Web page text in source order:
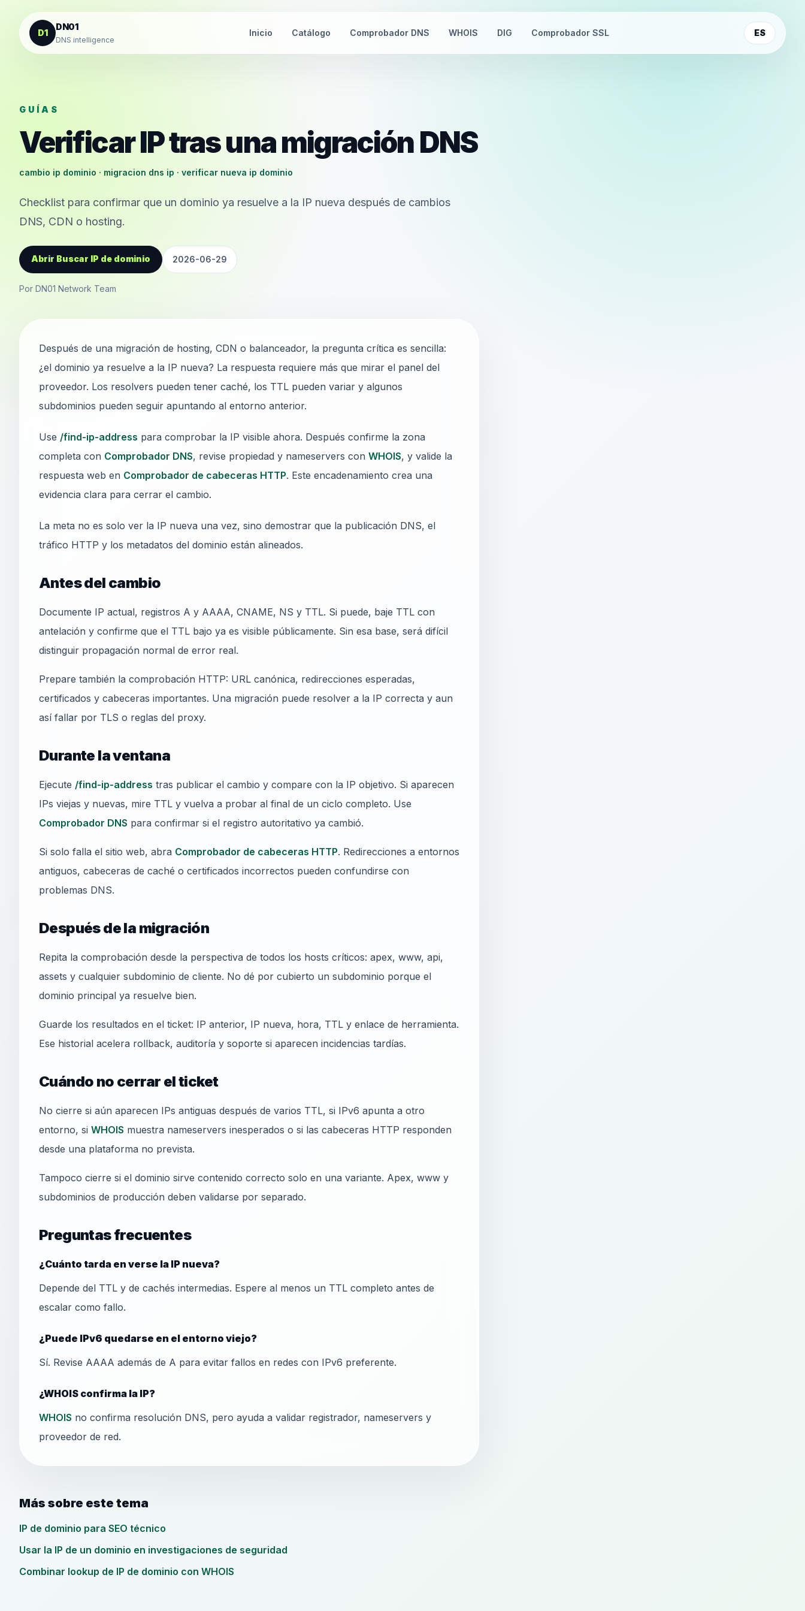
Saltar al contenido
D1
DN01
DNS intelligence
Inicio Catálogo Comprobador DNS WHOIS DIG Comprobador SSL ES
GUÍAS
Verificar IP tras una migración DNS
cambio ip dominio · migracion dns ip · verificar nueva ip dominio
Checklist para confirmar que un dominio ya resuelve a la IP nueva después de cambios
DNS, CDN o hosting.
Abrir Buscar IP de dominio 2026-06-29
Por DN01 Network Team
Después de una migración de hosting, CDN o balanceador, la pregunta crítica es sencilla:
¿el dominio ya resuelve a la IP nueva? La respuesta requiere más que mirar el panel del
proveedor. Los resolvers pueden tener caché, los TTL pueden variar y algunos
subdominios pueden seguir apuntando al entorno anterior.
Use /find-ip-address para comprobar la IP visible ahora. Después confirme la zona
completa con Comprobador DNS, revise propiedad y nameservers con WHOIS, y valide la
respuesta web en Comprobador de cabeceras HTTP. Este encadenamiento crea una
evidencia clara para cerrar el cambio.
La meta no es solo ver la IP nueva una vez, sino demostrar que la publicación DNS, el
tráfico HTTP y los metadatos del dominio están alineados.
Antes del cambio
Documente IP actual, registros A y AAAA, CNAME, NS y TTL. Si puede, baje TTL con
antelación y confirme que el TTL bajo ya es visible públicamente. Sin esa base, será difícil
distinguir propagación normal de error real.
Prepare también la comprobación HTTP: URL canónica, redirecciones esperadas,
certificados y cabeceras importantes. Una migración puede resolver a la IP correcta y aun
así fallar por TLS o reglas del proxy.
Durante la ventana
Ejecute /find-ip-address tras publicar el cambio y compare con la IP objetivo. Si aparecen
IPs viejas y nuevas, mire TTL y vuelva a probar al final de un ciclo completo. Use
Comprobador DNS para confirmar si el registro autoritativo ya cambió.
Si solo falla el sitio web, abra Comprobador de cabeceras HTTP. Redirecciones a entornos
antiguos, cabeceras de caché o certificados incorrectos pueden confundirse con
problemas DNS.
Después de la migración
Repita la comprobación desde la perspectiva de todos los hosts críticos: apex, www, api,
assets y cualquier subdominio de cliente. No dé por cubierto un subdominio porque el
dominio principal ya resuelve bien.
Guarde los resultados en el ticket: IP anterior, IP nueva, hora, TTL y enlace de herramienta.
Ese historial acelera rollback, auditoría y soporte si aparecen incidencias tardías.
Cuándo no cerrar el ticket
No cierre si aún aparecen IPs antiguas después de varios TTL, si IPv6 apunta a otro
entorno, si WHOIS muestra nameservers inesperados o si las cabeceras HTTP responden
desde una plataforma no prevista.
Tampoco cierre si el dominio sirve contenido correcto solo en una variante. Apex, www y
subdominios de producción deben validarse por separado.
Preguntas frecuentes
¿Cuánto tarda en verse la IP nueva?
Depende del TTL y de cachés intermedias. Espere al menos un TTL completo antes de
escalar como fallo.
¿Puede IPv6 quedarse en el entorno viejo?
Sí. Revise AAAA además de A para evitar fallos en redes con IPv6 preferente.
¿WHOIS confirma la IP?
WHOIS no confirma resolución DNS, pero ayuda a validar registrador, nameservers y
proveedor de red.
Más sobre este tema
IP de dominio para SEO técnico
Usar la IP de un dominio en investigaciones de seguridad
Combinar lookup de IP de dominio con WHOIS